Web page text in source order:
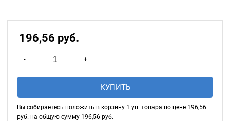
ПО ВНУТРЕННЕМУ
люверсов
— укрепление
продеваются верёвки,
шнуры, тесьма, тросы и т.
используются для
196,56 руб.
-
товара
Люверсы
уп.
+
КУПИТЬ
Вы собираетесь положить в корзину 1 уп. товара по цене 196,56
руб. на общую сумму 196,56руб.